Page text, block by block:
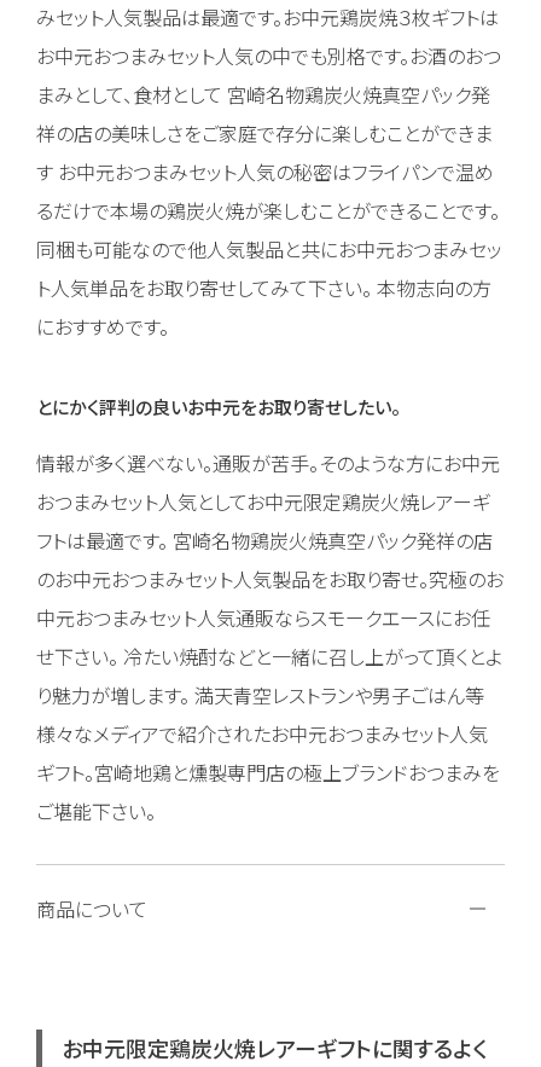
みセット人気製品は最適です。お中元鶏炭焼３枚ギフトは
お中元おつまみセット人気の中でも別格です。お酒のおつ
まみとして、食材として 宮崎名物鶏炭火焼真空パック発
祥の店の美味しさをご家庭で存分に楽しむことができま
す お中元おつまみセット人気の秘密はフライパンで温め
るだけで本場の鶏炭火焼が楽しむことができることです。
同梱も可能なので他人気製品と共にお中元おつまみセッ
ト人気単品をお取り寄せしてみて下さい。 本物志向の方
におすすめです。
とにかく評判の良いお中元をお取り寄せしたい。
情報が多く選べない。通販が苦手。そのような方にお中元
おつまみセット人気としてお中元限定鶏炭火焼レアーギ
フトは最適です。 宮崎名物鶏炭火焼真空パック発祥の店
のお中元おつまみセット人気製品をお取り寄せ。究極のお
中元おつまみセット人気通販ならスモークエースにお任
せ下さい。 冷たい焼酎などと一緒に召し上がって頂くとよ
り魅力が増します。 満天青空レストランや男子ごはん等
様々なメディアで紹介されたお中元おつまみセット人気
ギフト。宮崎地鶏と燻製専門店の極上ブランドおつまみを
ご堪能下さい。
商品について
お中元限定鶏炭火焼レアーギフトに関するよく